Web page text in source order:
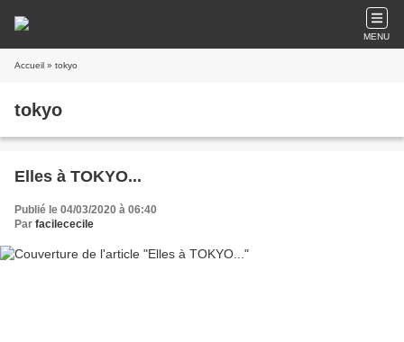
MENU
Accueil » tokyo
tokyo
Elles à TOKYO...
Publié le 04/03/2020 à 06:40
Par facilececile